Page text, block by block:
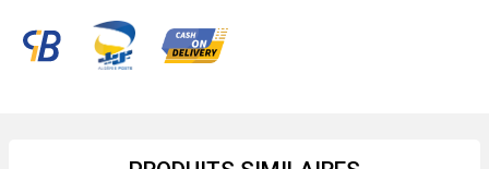
MASQUE
SKINACTIVE